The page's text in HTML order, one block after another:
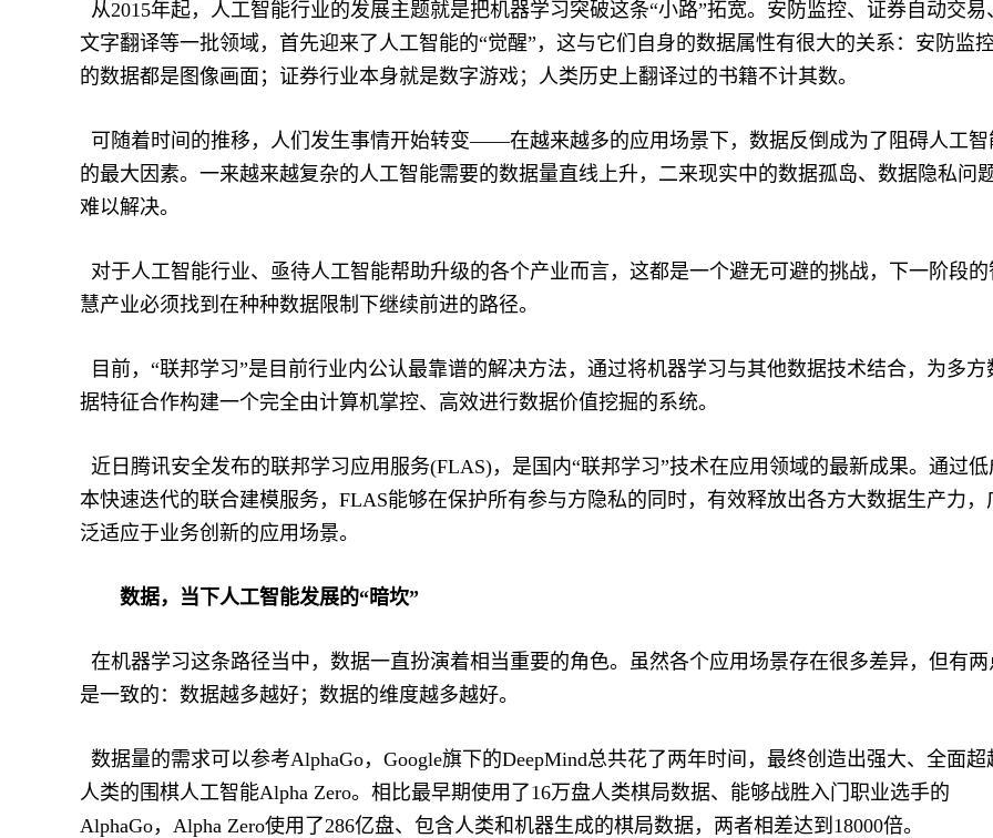
从2015年起，人工智能行业的发展主题就是把机器学习突破这条“小路”拓宽。安防监控、证券自动交易
文字翻译等一批领域，首先迎来了人工智能的“觉醒”，这与它们自身的数据属性有很大的关系：安防监
的数据都是图像画面；证券行业本身就是数字游戏；人类历史上翻译过的书籍不计其数。
可随着时间的推移，人们发生事情开始转变——在越来越多的应用场景下，数据反倒成为了阻碍人工智
的最大因素。一来越来越复杂的人工智能需要的数据量直线上升，二来现实中的数据孤岛、数据隐私问
难以解决。
对于人工智能行业、亟待人工智能帮助升级的各个产业而言，这都是一个避无可避的挑战，下一阶段的
慧产业必须找到在种种数据限制下继续前进的路径。
目前，“联邦学习”是目前行业内公认最靠谱的解决方法，通过将机器学习与其他数据技术结合，为多方
据特征合作构建一个完全由计算机掌控、高效进行数据价值挖掘的系统。
近日腾讯安全发布的联邦学习应用服务(FLAS)，是国内“联邦学习”技术在应用领域的最新成果。通过低
本快速迭代的联合建模服务，FLAS能够在保护所有参与方隐私的同时，有效释放出各方大数据生产力，
泛适应于业务创新的应用场景。
数据，当下人工智能发展的“暗坎”
在机器学习这条路径当中，数据一直扮演着相当重要的角色。虽然各个应用场景存在很多差异，但有两
是一致的：数据越多越好；数据的维度越多越好。
数据量的需求可以参考AlphaGo，Google旗下的DeepMind总共花了两年时间，最终创造出强大、全面超
人类的围棋人工智能Alpha Zero。相比最早期使用了16万盘人类棋局数据、能够战胜入门职业选手的
AlphaGo，Alpha Zero使用了286亿盘、包含人类和机器生成的棋局数据，两者相差达到18000倍。